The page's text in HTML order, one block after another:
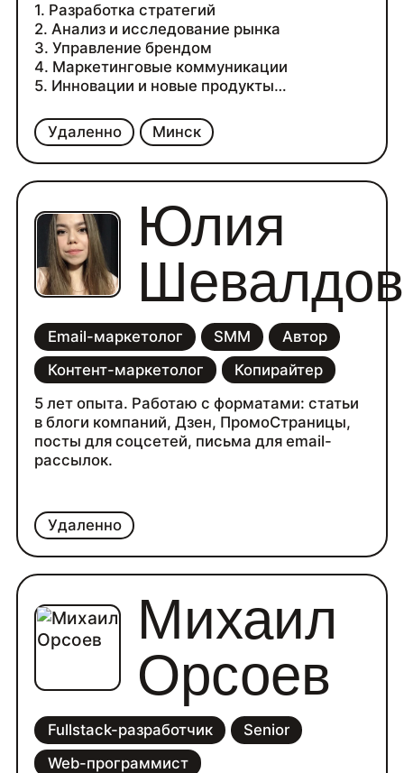
Удаленно Минск
1. Разработка стратегий
2. Анализ и исследование рынка
3. Управление брендом
4. Маркетинговые коммуникации
5. Инновации и новые продукты
7. Взаимодействие с отделами
8. Обучение команды
9. Отчетность и аналитика
10. Управление проектами
Удаленно
Юлия
Email-маркетолог SMM
Автор
Контент-маркетолог
Копирайтер
5 лет опыта. Работаю с форматами: статьи
в блоги компаний, Дзен, ПромоСтраницы,
посты для соцсетей, письма для email-
рассылок.
Михаил
Орсоев
Fullstack-разработчик
Senior
Web-программист